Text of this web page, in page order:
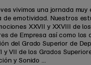
vivimos una jornada muy
de emotividad. Nuestros
XXVII y XXVIII de
de Empresa así como los
del Grado Superior de
y VII de los Grados
y Sonido ...